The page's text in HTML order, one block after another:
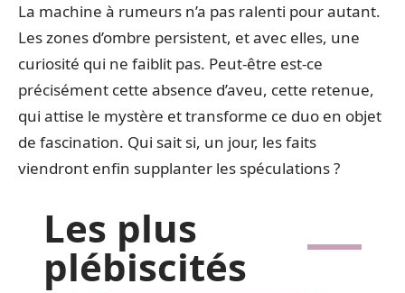
La machine à rumeurs n’a pas ralenti pour autant.
Les zones d’ombre persistent, et avec elles, une
curiosité qui ne faiblit pas. Peut-être est-ce
précisément cette absence d’aveu, cette retenue,
qui attise le mystère et transforme ce duo en objet
de fascination. Qui sait si, un jour, les faits
viendront enfin supplanter les spéculations ?
Les plus
plébiscités